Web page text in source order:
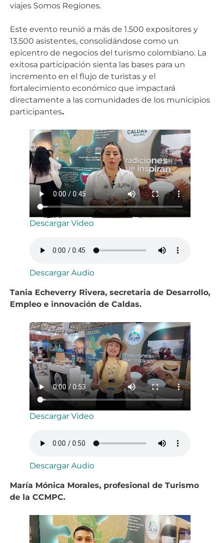
viajes Somos Regiones.
Este evento reunió a más de 1.500 expositores y
13.500 asistentes, consolidándose como un
epicentro de negocios del turismo colombiano. La
exitosa participación sienta las bases para un
incremento en el flujo de turistas y el
fortalecimiento económico que impactará
directamente a las comunidades de los municipios
participantes.
Descargar Video
Descargar Audio
Tania Echeverry Rivera, secretaria de Desarrollo,
Empleo e innovación de Caldas.
Descargar Video
Descargar Audio
María Mónica Morales, profesional de Turismo
de la CCMPC.